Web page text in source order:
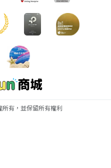
有，並保留所有權利